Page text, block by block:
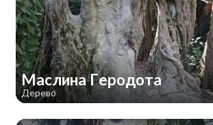
Маслина Геродота
Дерево